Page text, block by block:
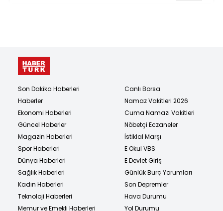
Son Dakika Haberleri
Haberler
Ekonomi Haberleri
Güncel Haberler
Magazin Haberleri
Spor Haberleri
Dünya Haberleri
Sağlık Haberleri
Kadın Haberleri
Teknoloji Haberleri
Memur ve Emekli Haberleri
Canlı Borsa
Namaz Vakitleri 2026
Cuma Namazı Vakitleri
Nöbetçi Eczaneler
İstiklal Marşı
E Okul VBS
E Devlet Giriş
Günlük Burç Yorumları
Son Depremler
Hava Durumu
Yol Durumu